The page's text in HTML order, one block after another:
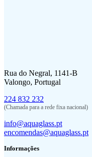
Rua do Negral, 1141-B
Valongo, Portugal
224 832 232
(Chamada para a rede fixa nacional)
info@aquaglass.pt
encomendas@aquaglass.pt
Informações